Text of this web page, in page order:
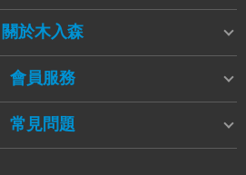
關於木入森
會員服務
常見問題